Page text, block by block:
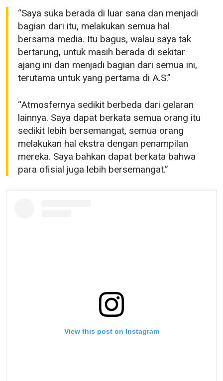
“Saya suka berada di luar sana dan menjadi
bagian dari itu, melakukan semua hal
bersama media. Itu bagus, walau saya tak
bertarung, untuk masih berada di sekitar
ajang ini dan menjadi bagian dari semua ini,
terutama untuk yang pertama di A.S.”
“Atmosfernya sedikit berbeda dari gelaran
lainnya. Saya dapat berkata semua orang itu
sedikit lebih bersemangat, semua orang
melakukan hal ekstra dengan penampilan
mereka. Saya bahkan dapat berkata bahwa
para ofisial juga lebih bersemangat.”
View this post on Instagram